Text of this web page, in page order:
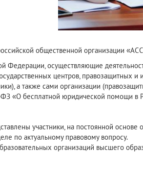
общественной организации
Федерации, осуществляющие
центров, правозащитных
а также сами организации
«О бесплатной юридической помощи в
участники, на постоянной
по актуальному правовому вопросу.
организаций высшего